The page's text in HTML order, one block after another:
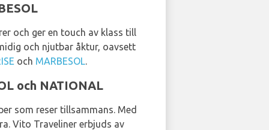
och ger en touch av klass till
och njutbar åktur, oavsett
och MARBESOL.
och NATIONAL
som reser tillsammans. Med
Vito Traveliner erbjuds av